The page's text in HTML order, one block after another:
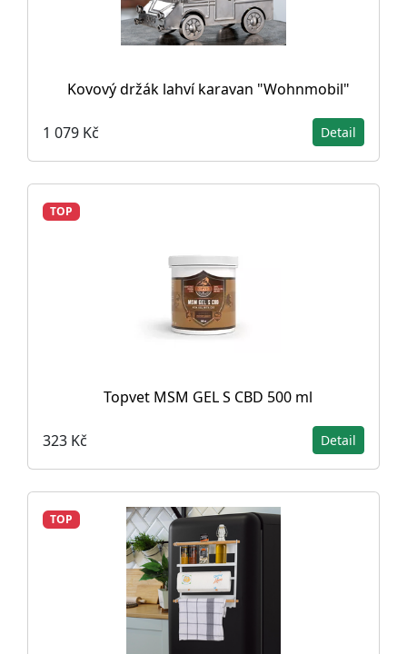
Kovový držák lahví karavan "Wohnmobil"
1 079 Kč Detail
TOP
Topvet MSM GEL S CBD 500 ml
323 Kč Detail
TOP